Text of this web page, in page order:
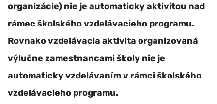
organizácie) nie je automaticky aktivitou nad
rámec školského vzdelávacieho programu.
Rovnako vzdelávacia aktivita organizovaná
výlučne zamestnancami školy nie je
automaticky vzdelávaním v rámci školského
vzdelávacieho programu.